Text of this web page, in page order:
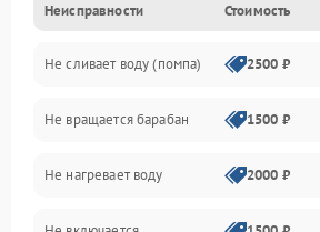
Электропитание
Водоснабжение
Слив
Программное обеспечение
Неисправности Стоимость
Не сливает воду (помпа) 2500 ₽
Не вращается барабан 1500 ₽
Не нагревает воду 2000 ₽